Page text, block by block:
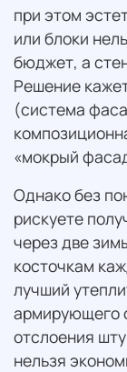
при этом
или блоки
бюджет, а
Решение
(система
«мокрый
Однако без
рискуете
через две
косточкам
лучший
армирующего
отслоения
нельзя